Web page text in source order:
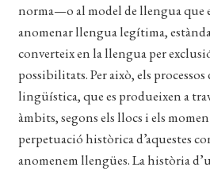
norma—o al model de llengua que
anomenar llengua legítima,
converteix en la llengua per
possibilitats. Per això, els
lingüística, que es produeixen a
àmbits, segons els llocs i els
perpetuació històrica d’aquestes
anomenem llengües. La història